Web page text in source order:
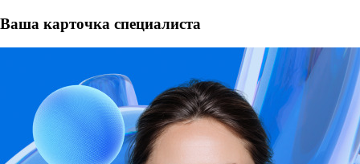
Ваша карточка специалиста